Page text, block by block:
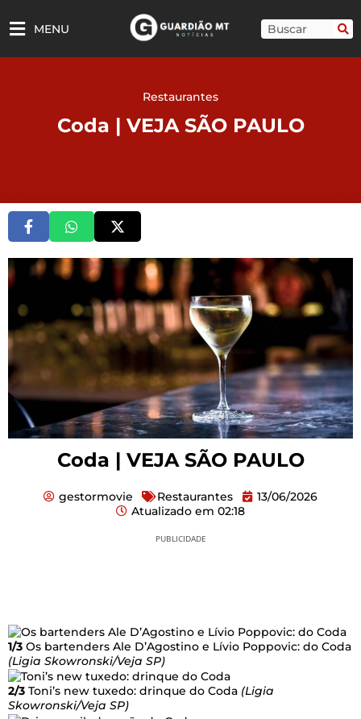
para
MENU Pesquisar
Restaurantes
Coda | VEJA SÃO PAULO
Coda | VEJA SÃO PAULO
gestormovie Restaurantes
13/06/2026
Atualizado em 02:18
PUBLICIDADE
1/3 Os bartenders Ale D’Agostino e Lívio Poppovic: do Coda
(Ligia Skowronski/Veja SP)
2/3 Toni’s new tuxedo: drinque do Coda (Ligia
Skowronski/Veja SP)